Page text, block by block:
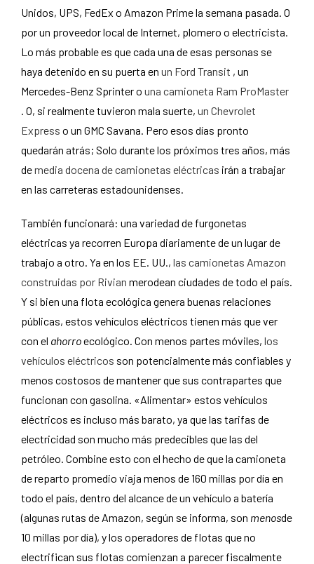
Unidos, UPS, FedEx o Amazon Prime la semana pasada. O
por un proveedor local de Internet, plomero o electricista.
Lo más probable es que cada una de esas personas se
haya detenido en su puerta en un Ford Transit , un
Mercedes-Benz Sprinter o una camioneta Ram ProMaster
. O, si realmente tuvieron mala suerte, un Chevrolet
Express o un GMC Savana. Pero esos días pronto
quedarán atrás; Solo durante los próximos tres años, más
demedia docena de camionetas eléctricas irán a trabajar
en las carreteras estadounidenses.
También funcionará: una variedad de furgonetas
eléctricas ya recorren Europa diariamente de un lugar de
trabajo a otro. Ya en los EE. UU., las camionetas Amazon
construidas por Rivian merodean ciudades de todo el país.
Y si bien una flota ecológica genera buenas relaciones
públicas, estos vehículos eléctricos tienen más que ver
con el ahorroecológico. Con menos partes móviles, los
vehículos eléctricos son potencialmente más confiables y
menos costosos de mantener que sus contrapartes que
funcionan con gasolina. «Alimentar» estos vehículos
eléctricos es incluso más barato, ya que las tarifas de
electricidad son mucho más predecibles que las del
petróleo. Combine esto con el hecho de que la camioneta
de reparto promedio viaja menos de 160 millas por día en
todo el país, dentro del alcance de un vehículo a batería
(algunas rutas de Amazon, según se informa, son menosde
10 millas por día), y los operadores de flotas que no
electrifican sus flotas comienzan a parecer fiscalmente